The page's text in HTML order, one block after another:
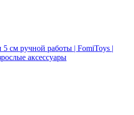
5 см ручной работы | FomiToys |
аксессуары